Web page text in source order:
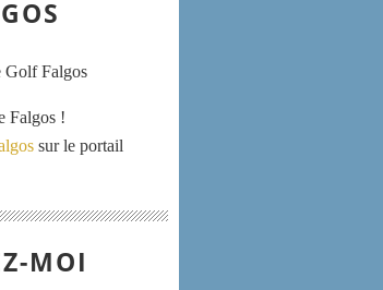
Falgos !
sur le portail
MOI